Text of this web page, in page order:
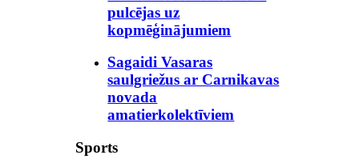
pulcējas uz
kopmēģinājumiem
Sagaidi Vasaras
saulgriežus ar Carnikavas
novada
amatierkolektīviem
Sports